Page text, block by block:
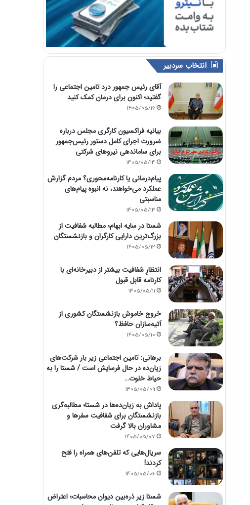
انتخاب سردبیر
آقای رئیس جمهور درد تامین اجتماعی را
گفتید؛ اکنون برای درمان کمک کنید
1405/05/16
بیانیه فراکسیون کارگری مجلس درباره
ضرورت اجرای کامل دستور رئیس‌جمهور
برای ساماندهی نیروهای شرکتی
1405/05/14
پیام‌درمانی یا کارنامه‌محوری؟ مردم گزارش
عملکرد می‌خواهند، نه انبوه پیام‌های
مناسبتی
1405/05/13
شستا در سایه ابهام؛ مطالبه شفافیت از
بزرگ‌ترین دارایی کارگران و بازنشستگان
1405/05/12
انتظارِ شفافیت بیشتر از دبیرخانه‌ای با
کارنامه قابل قبول
1405/05/11
خروج خاموش بازنشستگان کشوری از
آتیه‌سازان حافظ؟
1405/05/10
برهانی: تامین اجتماعی زیر بار شرکت‌های
زیان‌ده در حال فرسایش است / شستا را به
حیاط خلوت…
1405/05/09
پاداش به زیان‌ده‌ها در شستا؛ مطالبه‌گری
بازنشستگان برای شفافیت سفرها و
مشاوران بالا گرفت
1405/05/07
سریال‌هایی که تلفن‌های همراه را فتح
کردند!
1405/05/06
شستا زیر ذره‌بین دیوان محاسبات؛ اعتراض